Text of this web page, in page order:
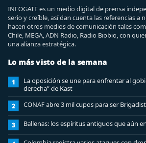
INFOGATE es un medio digital de prensa
serio y creíble, así dan cuenta las referencias a
hacen otros medios de comunicación tales
Chile, MEGA, ADN Radio, Radio Biobio, con
una alianza estratégica.
Lo más visto de la semana
1
La oposición se une para enfrentar al
derecha” de Kast
2 CONAF abre 3 mil cupos para ser
3 Ballenas: los espíritus antiguos que aún